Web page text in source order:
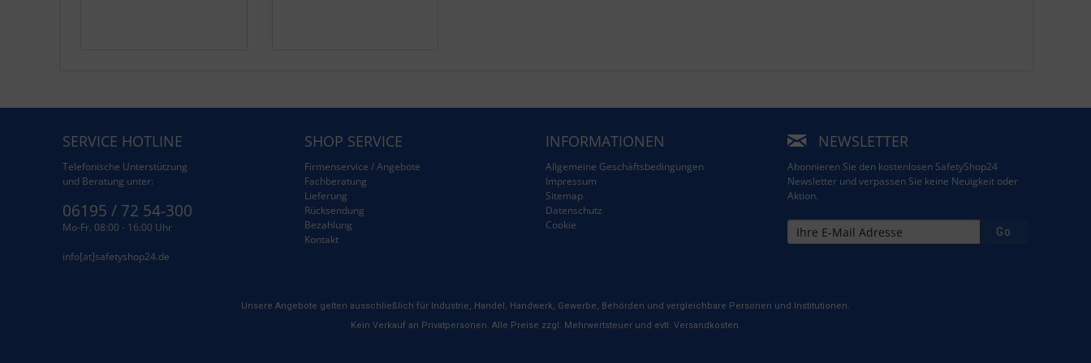
SERVICE HOTLINE
Telefonische Unterstützung
und Beratung unter:
06195 / 72 54-300
Mo-Fr. 08:00 - 16:00 Uhr
info[at]safetyshop24.de
SHOP SERVICE
Firmenservice / Angebote
Fachberatung
Lieferung
Rücksendung
Bezahlung
Kontakt
INFORMATIONEN
Allgemeine Geschäftsbedingungen
Impressum
Sitemap
Datenschutz
Cookie
NEWSLETTER
Abonnieren Sie den kostenlosen SafetyShop24
Newsletter und verpassen Sie keine Neuigkeit oder
Aktion.
Go
Unsere Angebote gelten ausschließlich für Industrie, Handel, Handwerk, Gewerbe, Behörden und vergleichbare Personen und Institutionen.
Kein Verkauf an Privatpersonen. Alle Preise zzgl. Mehrwertsteuer und evtl. Versandkosten.